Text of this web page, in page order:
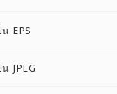
EPS
JPEG